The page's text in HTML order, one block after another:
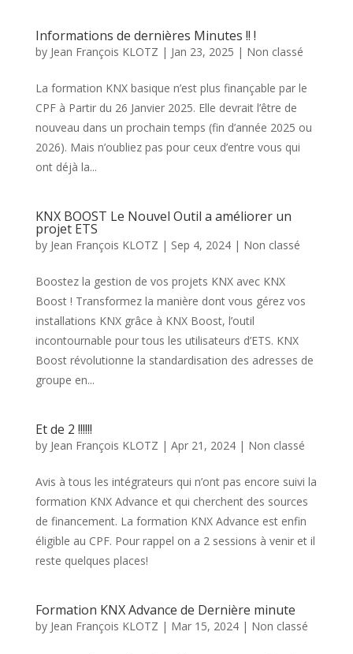
Informations de dernières Minutes !! !
by Jean François KLOTZ | Jan 23, 2025 | Non classé
La formation KNX basique n’est plus finançable par le
CPF à Partir du 26 Janvier 2025. Elle devrait l’être de
nouveau dans un prochain temps (fin d’année 2025 ou
2026). Mais n’oubliez pas pour ceux d’entre vous qui
ont déjà la...
KNX BOOST Le Nouvel Outil a améliorer un
projet ETS
by Jean François KLOTZ | Sep 4, 2024| Non classé
Boostez la gestion de vos projets KNX avec KNX
Boost ! Transformez la manière dont vous gérez vos
installations KNX grâce à KNX Boost, l’outil
incontournable pour tous les utilisateurs d’ETS. KNX
Boost révolutionne la standardisation des adresses de
groupe en...
Et de 2 !!!!!!
by Jean François KLOTZ | Apr 21, 2024| Non classé
Avis à tous les intégrateurs qui n’ont pas encore suivi la
formation KNX Advance et qui cherchent des sources
de financement. La formation KNX Advance est enfin
éligible au CPF. Pour rappel on a 2 sessions à venir et il
reste quelques places!
Formation KNX Advance de Dernière minute
by Jean François KLOTZ | Mar 15, 2024| Non classé